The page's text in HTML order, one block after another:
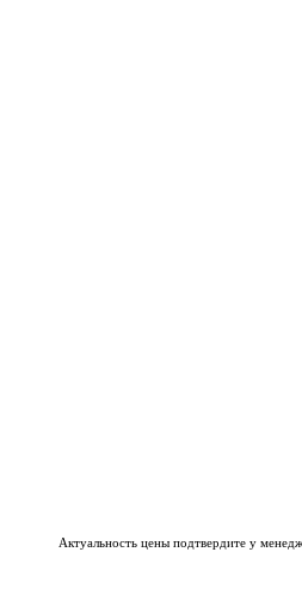
Актуальность цены подтвердите у